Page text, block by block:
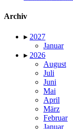
Archiv
▸ 2027
Januar
▸ 2026
August
Juli
Juni
Mai
April
März
Februar
Januar